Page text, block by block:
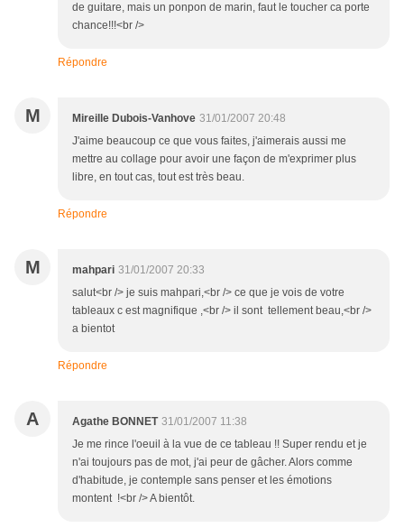
de guitare, mais un ponpon de marin, faut le toucher ca porte
chance!!!<br />
Répondre
M Mireille Dubois-Vanhove 31/01/2007 20:48
J'aime beaucoup ce que vous faites, j'aimerais aussi me
mettre au collage pour avoir une façon de m'exprimer plus
libre, en tout cas, tout est très beau.
Répondre
M mahpari 31/01/2007 20:33
salut<br /> je suis mahpari,<br /> ce que je vois de votre
tableaux c est magnifique ,<br /> il sont tellement beau,<br />
a bientot
Répondre
A Agathe BONNET 31/01/2007 11:38
Je me rince l'oeuil à la vue de ce tableau !! Super rendu et je
n'ai toujours pas de mot, j'ai peur de gâcher. Alors comme
d'habitude, je contemple sans penser et les émotions
montent !<br /> A bientôt.